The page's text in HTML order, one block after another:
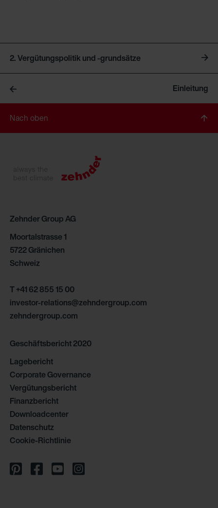
Einleitung
2. Vergütungspolitik und -grundsätze
Nach oben
Zehnder Group AG
Moortalstrasse 1
5722 Gränichen
Schweiz
T +41 62 855 15 00
investor-relations@zehndergroup.com
zehndergroup.com
Geschäftsbericht 2020
Lagebericht
Corporate Governance
Vergütungsbericht
Finanzbericht
Downloadcenter
Datenschutz
Cookie-Richtlinie